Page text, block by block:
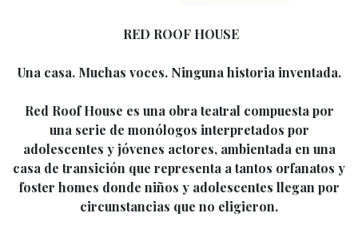
RED ROOF HOUSE
Una casa. Muchas voces. Ninguna historia inventada.
Red Roof House es una obra teatral compuesta por
una serie de monólogos interpretados por
adolescentes y jóvenes actores, ambientada en una
casa de transición que representa a tantos orfanatos y
foster homes donde niños y adolescentes llegan por
circunstancias que no eligieron.